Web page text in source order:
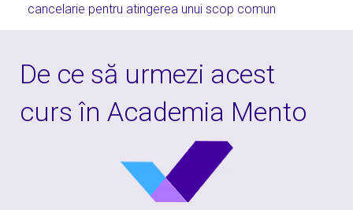
cancelarie pentru atingerea unui scop comun
De ce să urmezi acest
curs în Academia Mento